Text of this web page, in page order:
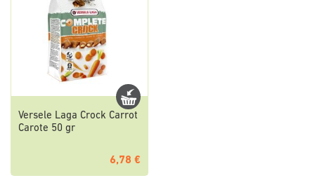
Versele Laga Crock Carrot
Carote 50 gr
6,78 €